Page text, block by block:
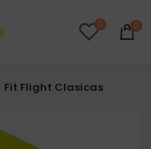
0 0
Fit Flight Clasicas